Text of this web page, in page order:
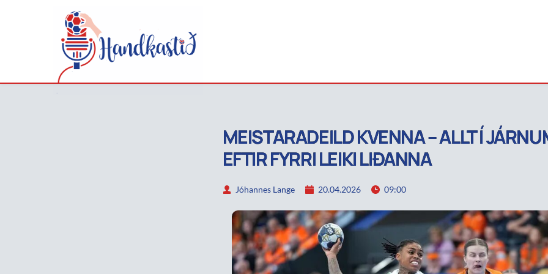
MEISTARADEILD KVENNA – ALLT Í
EFTIR FYRRI LEIKI LIÐANNA
Jóhannes Lange 20.04.2026 09:00